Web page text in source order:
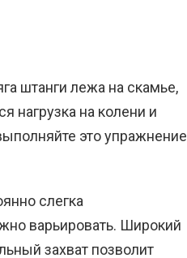
штанги лежа на скамье,
нагрузка на колени и
это упражнение
слегка
варьировать. Широкий
захват позволит